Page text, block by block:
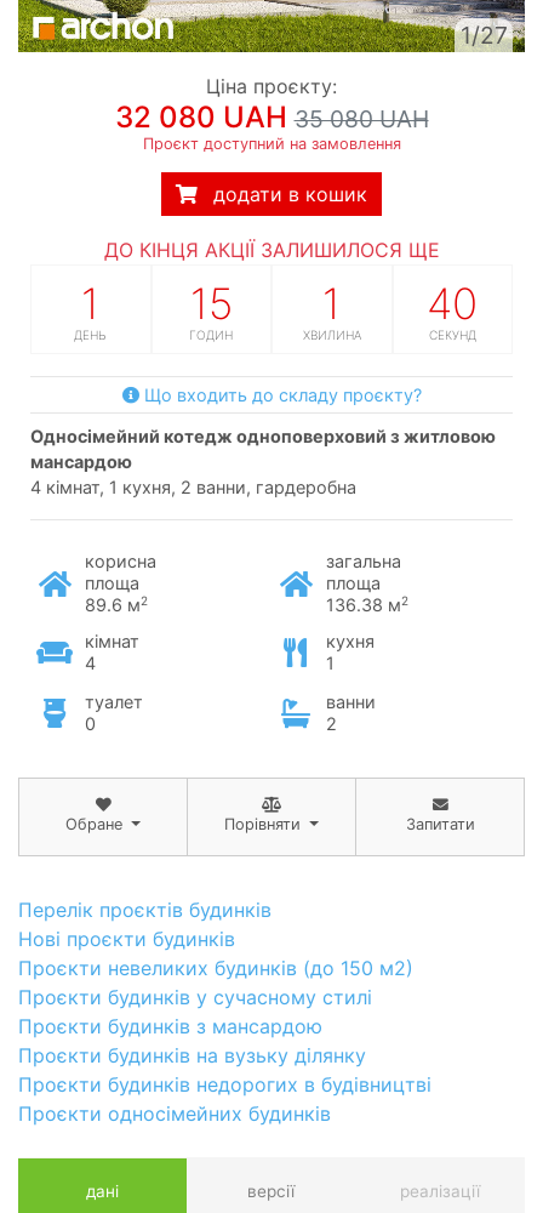
1/27
Ціна проєкту:
32 080 UAH35 080 UAH
Проєкт доступний на замовлення
додати в кошик
ДО КІНЦЯ АКЦІЇ ЗАЛИШИЛОСЯ ЩЕ
1
ДЕНЬ
15
ГОДИН
1
ХВИЛИНА
39
СЕКУНД
Що входить до складу проєкту?
односімейний котедж одноповерховий з житловою
мансардою
4 кімнат, 1 кухня, 2 ванни, гардеробна
корисна
площа
89.6 м2
загальна
площа
136.38 м2
кімнат
4
кухня
1
туалет
0
ванни
2
Обране Порівняти Запитати
Перелік проєктів будинків
Нові проєкти будинків
Проєкти невеликих будинків (до 150 м2)
Проєкти будинків у сучасному стилі
Проєкти будинків з мансардою
Проєкти будинків на вузьку ділянку
Проєкти будинків недорогих в будівництві
Проєкти односімейних будинків
дані версії реалізації